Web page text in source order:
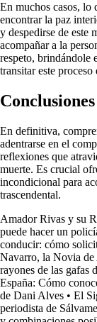
En muchos casos, lo
encontrar la paz
y despedirse de este
acompañar a la
respeto, brindándole
transitar este
Conclusiones
En definitiva,
adentrarse en el
reflexiones que
muerte. Es crucial
incondicional para
trascendental.
Amador Rivas y su
puede hacer un
conducir: cómo
Navarro, la Novia
rayones de las gafas
España: Cómo
de Dani Alves • El
periodista de